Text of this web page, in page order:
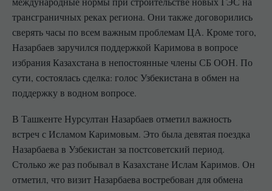
трансграничных реках региона. Они также договорились
сверять часы по всем важным проблемам ЦА. Кроме того,
Назарбаев заручился поддержкой Каримова в вопросе
избрания Казахстана в непостоянные члены СБ ООН. По
сути, состоялась сделка: голос Узбекистана в обмен на
поддержку в водном вопросе.
В Ташкенте Нурсултан Назарбаев отметил важность
встреч с Исламом Каримовым. Это была девятая поездка
Назарбаева в Узбекистан за постсоветский период.
Столько же раз побывал в Казахстане Ислам Каримов. Он
отметил, что визит Назарбаева востребован для обмена